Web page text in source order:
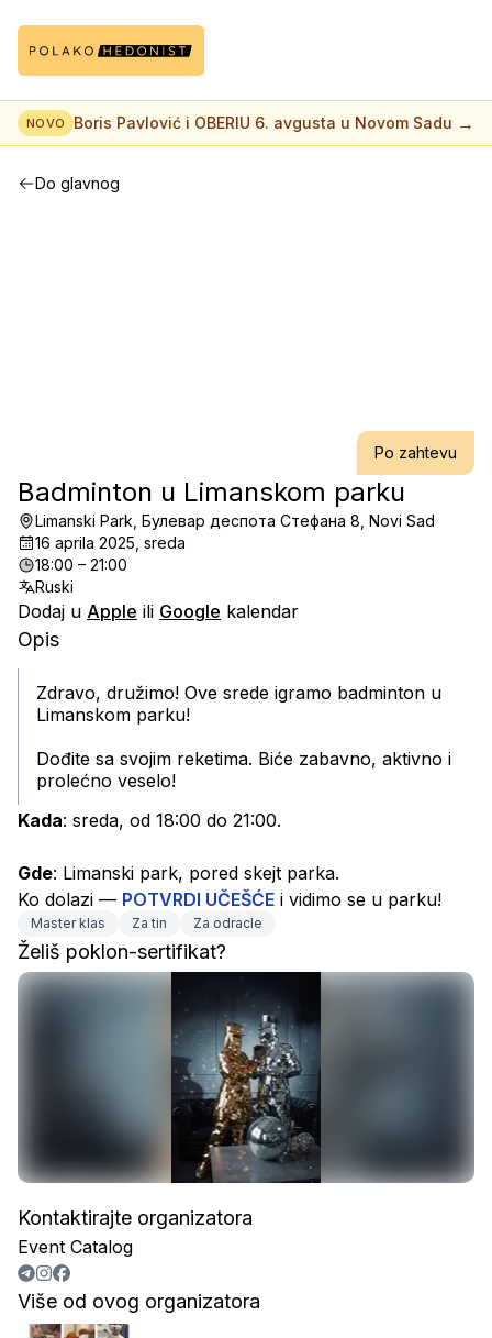
NOVO Boris Pavlović i OBERIU 6. avgusta u Novom Sadu →
Do glavnog
Po zahtevu
Badminton u Limanskom parku
Limanski Park, Булевар деспота Стефана 8, Novi Sad
16 aprila 2025, sreda
18:00 – 21:00
Ruski
Dodaj u Apple ili Google kalendar
Opis
Zdravo, družimo! Ove srede igramo badminton u
Limanskom parku!
Dođite sa svojim reketima. Biće zabavno, aktivno i
prolećno veselo!
Kada: sreda, od 18:00 do 21:00.
Gde: Limanski park, pored skejt parka.
Ko dolazi — POTVRDI UČEŠĆE i vidimo se u parku!
Master klas Za tin Za odracle
Želiš poklon-sertifikat?
Kontaktirajte organizatora
Event Catalog
Više od ovog organizatora